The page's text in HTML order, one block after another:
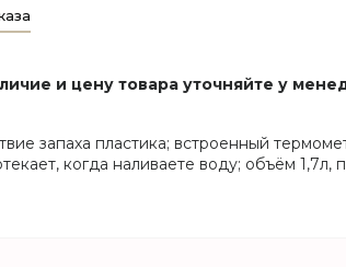
и цену товара уточняйте у
запаха пластика; встроенный
когда наливаете воду; объём 1,7л,